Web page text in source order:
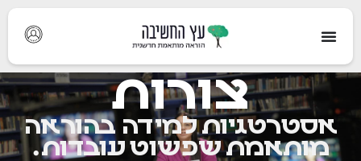
צורות
אסטרטגיות למידה בהוראה
מותאמת שפשוט עובדות.